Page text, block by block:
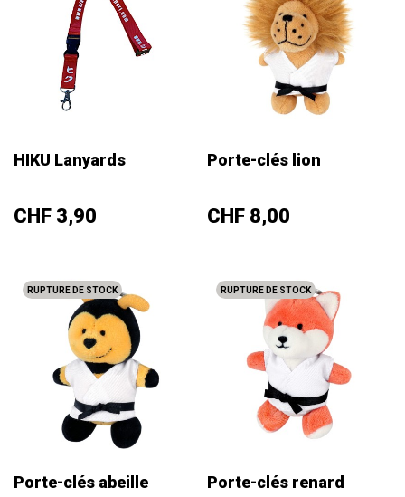
HIKU Lanyards
Prix
CHF 3,90
Porte-clés lion
Prix
CHF 8,00
RUPTURE DE STOCK
Porte-clés abeille
RUPTURE DE STOCK
Porte-clés renard